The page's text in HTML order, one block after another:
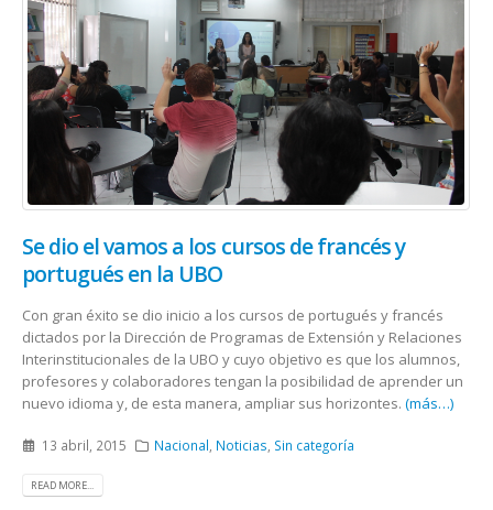
Se dio el vamos a los cursos de francés y
portugués en la UBO
Con gran éxito se dio inicio a los cursos de portugués y francés
dictados por la Dirección de Programas de Extensión y Relaciones
Interinstitucionales de la UBO y cuyo objetivo es que los alumnos,
profesores y colaboradores tengan la posibilidad de aprender un
nuevo idioma y, de esta manera, ampliar sus horizontes. (más…)
13 abril, 2015 Nacional Noticias Sin categoría
READ MORE...